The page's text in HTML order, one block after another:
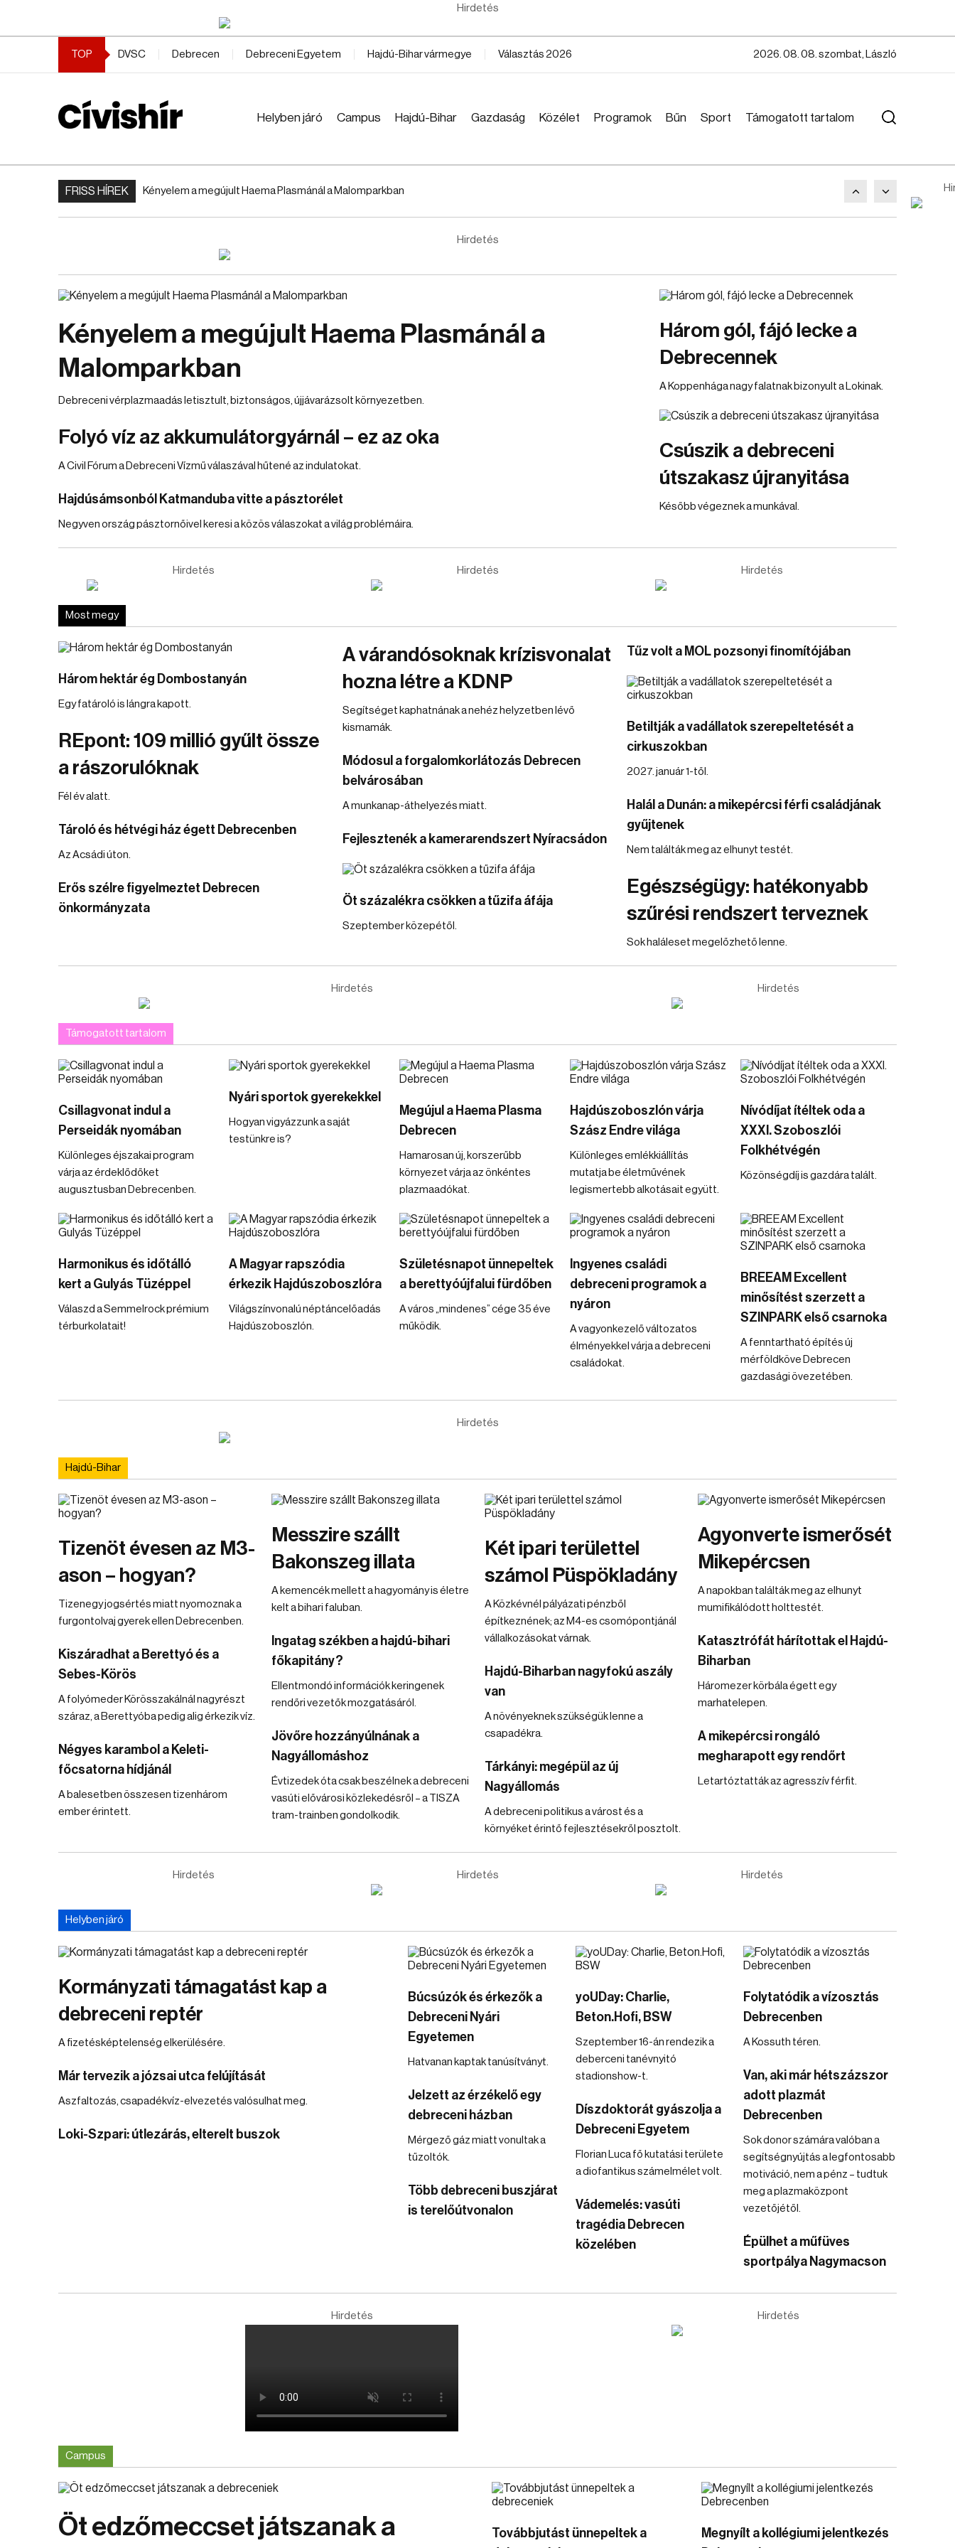
Hirdetés
TOP DVSC Debrecen Debreceni Egyetem Hajdú-Bihar vármegye Választás 2026 2026. 08. 08. szombat, László
Helyben járó Campus Hajdú-Bihar Gazdaság Közélet Programok Bűn Sport Támogatott tartalom
FRISS HÍREK Kényelem a megújult Haema Plasmánál a Malomparkban
Hirdetés
Kényelem a megújult Haema Plasmánál a
Malomparkban
Debreceni vérplazmaadás letisztult, biztonságos, újjávarázsolt környezetben.
Folyó víz az akkumulátorgyárnál – ez az oka
A Civil Fórum a Debreceni Vízmű válaszával hűtené az indulatokat.
Hajdúsámsonból Katmanduba vitte a pásztorélet
Negyven ország pásztornőivel keresi a közös válaszokat a világ problémáira.
Három gól, fájó lecke a
Debrecennek
A Koppenhága nagy falatnak bizonyult a Lokinak.
Csúszik a debreceni
útszakasz újranyitása
Később végeznek a munkával.
Hirdetés Hirdetés Hirdetés
Most megy
Három hektár ég Dombostanyán
Egy fatároló is lángra kapott.
REpont: 109 millió gyűlt össze
a rászorulóknak
Fél év alatt.
Tároló és hétvégi ház égett Debrecenben
Az Acsádi úton.
Erős szélre figyelmeztet Debrecen
önkormányzata
A várandósoknak krízisvonalat
hozna létre a KDNP
Segítséget kaphatnának a nehéz helyzetben lévő
kismamák.
Módosul a forgalomkorlátozás Debrecen
belvárosában
A munkanap-áthelyezés miatt.
Fejlesztenék a kamerarendszert Nyíracsádon
Öt százalékra csökken a tűzifa áfája
Szeptember közepétől.
Tűz volt a MOL pozsonyi finomítójában
Betiltják a vadállatok szerepeltetését a
cirkuszokban
2027. január 1-től.
Halál a Dunán: a mikepércsi férfi családjának
gyűjtenek
Nem találták meg az elhunyt testét.
Egészségügy: hatékonyabb
szűrési rendszert terveznek
Sok haláleset megelőzhető lenne.
Hirdetés Hirdetés
Támogatott tartalom
Csillagvonat indul a
Perseidák nyomában
Különleges éjszakai program
várja az érdeklődőket
augusztusban Debrecenben.
Harmonikus és időtálló
kert a Gulyás Tüzéppel
Válaszd a Semmelrock prémium
térburkolatait!
Nyári sportok gyerekekkel
Hogyan vigyázzunk a saját
testünkre is?
A Magyar rapszódia
érkezik Hajdúszoboszlóra
Világszínvonalú néptáncelőadás
Hajdúszoboszlón.
Megújul a Haema Plasma
Debrecen
Hamarosan új, korszerűbb
környezet várja az önkéntes
plazmaadókat.
Születésnapot ünnepeltek
a berettyóújfalui fürdőben
A város „mindenes” cége 35 éve
működik.
Hajdúszoboszlón várja
Szász Endre világa
Különleges emlékkiállítás
mutatja be életművének
legismertebb alkotásait együtt.
Ingyenes családi
debreceni programok a
nyáron
A vagyonkezelő változatos
élményekkel várja a debreceni
családokat.
Nívódíjat ítéltek oda a
XXXI. Szoboszlói
Folkhétvégén
Közönségdíj is gazdára talált.
BREEAM Excellent
minősítést szerzett a
SZINPARK első csarnoka
A fenntartható építés új
mérföldköve Debrecen
gazdasági övezetében.
Hirdetés
Hajdú-Bihar
Tizenöt évesen az M3-
ason – hogyan?
Tizenegy jogsértés miatt nyomoznak a
furgontolvaj gyerek ellen Debrecenben.
Kiszáradhat a Berettyó és a
Sebes-Körös
A folyómeder Körösszakálnál nagyrészt
száraz, a Berettyóba pedig alig érkezik víz.
Négyes karambol a Keleti-
főcsatorna hídjánál
A balesetben összesen tizenhárom
ember érintett.
Messzire szállt
Bakonszeg illata
A kemencék mellett a hagyomány is életre
kelt a bihari faluban.
Ingatag székben a hajdú-bihari
főkapitány?
Ellentmondó információk keringenek
rendőri vezetők mozgatásáról.
Jövőre hozzányúlnának a
Nagyállomáshoz
Évtizedek óta csak beszélnek a debreceni
vasúti elővárosi közlekedésről – a TISZA
tram-trainben gondolkodik.
Két ipari területtel
számol Püspökladány
A Közkévnél pályázati pénzből
építkeznének; az M4-es csomópontjánál
vállalkozásokat várnak.
Hajdú-Biharban nagyfokú aszály
van
A növényeknek szükségük lenne a
csapadékra.
Tárkányi: megépül az új
Nagyállomás
A debreceni politikus a várost és a
környéket érintő fejlesztésekről posztolt.
Agyonverte ismerősét
Mikepércsen
A napokban találták meg az elhunyt
mumifikálódott holttestét.
Katasztrófát hárítottak el Hajdú-
Biharban
Háromezer körbála égett egy
marhatelepen.
A mikepércsi rongáló
megharapott egy rendőrt
Letartóztatták az agresszív férfit.
Hirdetés Hirdetés Hirdetés
Helyben járó
Kormányzati támagatást kap a
debreceni reptér
A fizetésképtelenség elkerülésére.
Már tervezik a józsai utca felújítását
Aszfaltozás, csapadékvíz-elvezetés valósulhat meg.
Loki-Szpari: útlezárás, elterelt buszok
Búcsúzók és érkezők a
Debreceni Nyári
Egyetemen
Hatvanan kaptak tanúsítványt.
Jelzett az érzékelő egy
debreceni házban
Mérgező gáz miatt vonultak a
tűzoltók.
Több debreceni buszjárat
is terelőútvonalon
yoUDay: Charlie,
Beton.Hofi, BSW
Szeptember 16-án rendezik a
deberceni tanévnyitó
stadionshow-t.
Díszdoktorát gyászolja a
Debreceni Egyetem
Florian Luca fő kutatási területe
a diofantikus számelmélet volt.
Vádemelés: vasúti
tragédia Debrecen
közelében
Folytatódik a vízosztás
Debrecenben
A Kossuth téren.
Van, aki már hétszázszor
adott plazmát
Debrecenben
Sok donor számára valóban a
segítségnyújtás a legfontosabb
motiváció, nem a pénz – tudtuk
meg a plazmaközpont
vezetőjétől.
Épülhet a műfüves
sportpálya Nagymacson
Hirdetés Hirdetés
Campus
Öt edzőmeccset játszanak a
Továbbjutást ünnepeltek a
Megnyílt a kollégiumi jelentkezés